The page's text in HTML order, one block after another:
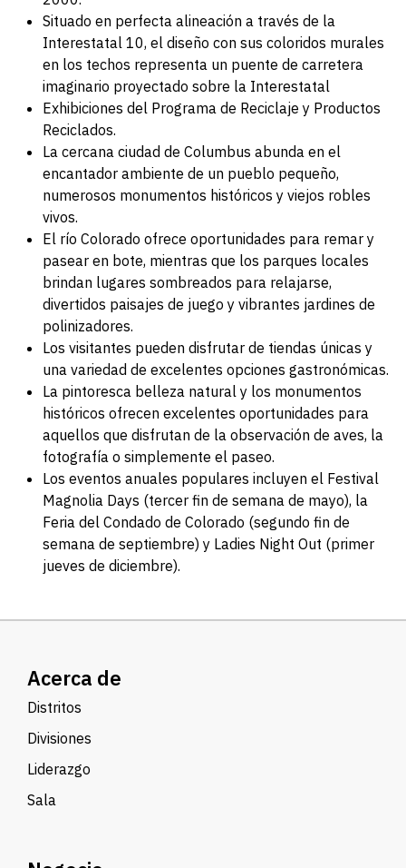
Situado en perfecta alineación a través de la
Interestatal 10, el diseño con sus coloridos murales
en los techos representa un puente de carretera
imaginario proyectado sobre la Interestatal
Exhibiciones del Programa de Reciclaje y Productos
Reciclados.
La cercana ciudad de Columbus abunda en el
encantador ambiente de un pueblo pequeño,
numerosos monumentos históricos y viejos robles
vivos.
El río Colorado ofrece oportunidades para remar y
pasear en bote, mientras que los parques locales
brindan lugares sombreados para relajarse,
divertidos paisajes de juego y vibrantes jardines de
polinizadores.
Los visitantes pueden disfrutar de tiendas únicas y
una variedad de excelentes opciones gastronómicas.
La pintoresca belleza natural y los monumentos
históricos ofrecen excelentes oportunidades para
aquellos que disfrutan de la observación de aves, la
fotografía o simplemente el paseo.
Los eventos anuales populares incluyen el Festival
Magnolia Days (tercer fin de semana de mayo), la
Feria del Condado de Colorado (segundo fin de
semana de septiembre) y Ladies Night Out (primer
jueves de diciembre).
Acerca de
Distritos
Divisiones
Liderazgo
Sala